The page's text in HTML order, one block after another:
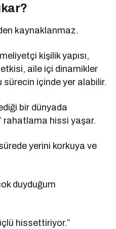
kaynaklanmaz.
kişilik yapısı,
aile içi dinamikler
sürecin içinde yer alabilir.
bir dünyada
rahatlama hissi yaşar.
yerini korkuya ve
duyduğum
hissettiriyor.”